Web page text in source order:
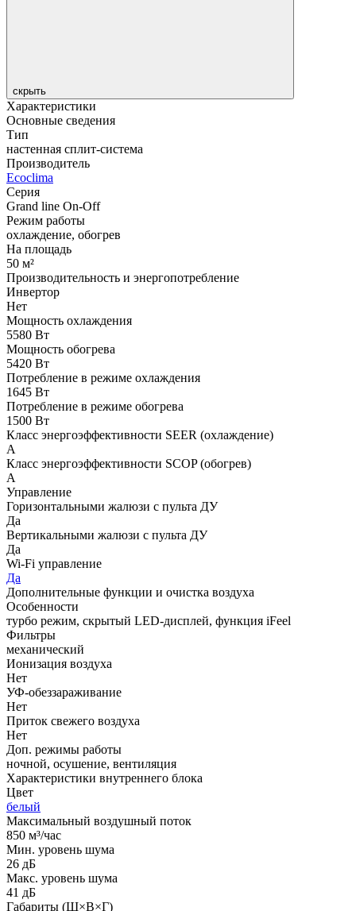
скрыть
Характеристики
Основные сведения
Тип
настенная сплит-система
Производитель
Ecoclima
Серия
Grand line On-Off
Режим работы
охлаждение, обогрев
На площадь
50 м²
Производительность и энергопотребление
Инвертор
Нет
Мощность охлаждения
5580 Вт
Мощность обогрева
5420 Вт
Потребление в режиме охлаждения
1645 Вт
Потребление в режиме обогрева
1500 Вт
Класс энергоэффективности SEER (охлаждение)
A
Класс энергоэффективности SCOP (обогрев)
A
Управление
Горизонтальными жалюзи с пульта ДУ
Да
Вертикальными жалюзи с пульта ДУ
Да
Wi-Fi управление
Да
Дополнительные функции и очистка воздуха
Особенности
турбо режим, скрытый LED-дисплей, функция iFeel
Фильтры
механический
Ионизация воздуха
Нет
УФ-обеззараживание
Нет
Приток свежего воздуха
Нет
Доп. режимы работы
ночной, осушение, вентиляция
Характеристики внутреннего блока
Цвет
белый
Максимальный воздушный поток
850 м³/час
Мин. уровень шума
26 дБ
Макс. уровень шума
41 дБ
Габариты (Ш×В×Г)